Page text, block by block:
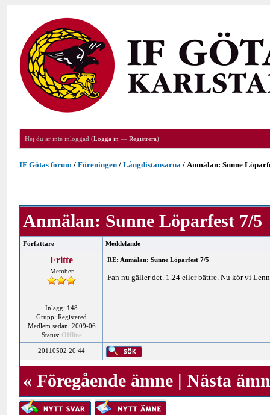
Hej du är inte inloggad (Logga in —Registrera)
IF Götas forum /Föreningen /Långdistansarna /Anmälan: Sunne
Anmälan: Sunne Löparfest 7/5
Författare Meddelande
Fritte
Member
Inlägg: 148
Grupp: Registered
Medlem sedan: 2009-06
Status: Offline
RE: Anmälan: Sunne Löparfest 7/5
Fan nu gäller det. 1.24 eller bättre. Nu kör vi
20110502 20:44
«Föregående ämne |Nästa